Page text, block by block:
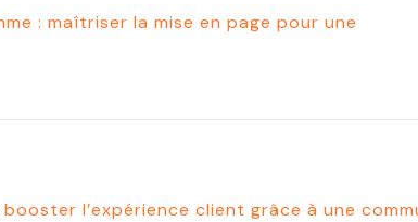
: maîtriser la mise en page pour une
booster l’expérience client grâce à une